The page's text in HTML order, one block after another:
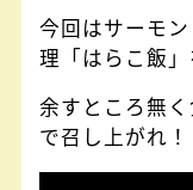
今回はサーモ
理「はらこ飯」
余すところ無
で召し上がれ！